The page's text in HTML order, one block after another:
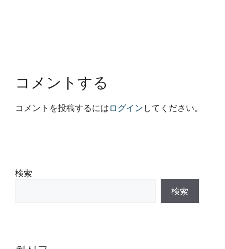
コメントする
コメントを投稿するにはログインしてください。
検索
検索